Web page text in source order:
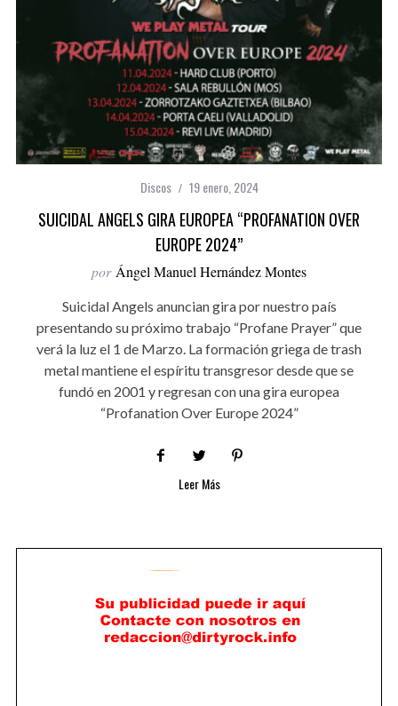
Discos 19 enero, 2024
SUICIDAL ANGELS GIRA EUROPEA “PROFANATION OVER
EUROPE 2024”
por Ángel Manuel Hernández Montes
Suicidal Angels anuncian gira por nuestro país
presentando su próximo trabajo “Profane Prayer” que
verá la luz el 1 de Marzo. La formación griega de trash
metal mantiene el espíritu transgresor desde que se
fundó en 2001 y regresan con una gira europea
“Profanation Over Europe 2024”
Leer Más